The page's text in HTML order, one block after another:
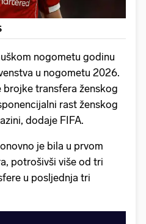
nogometu godinu
u nogometu 2026.
brojke transfera ženskog
rast ženskog
dodaje FIFA.
je bila u prvom
potrošivši više od tri
u posljednja tri